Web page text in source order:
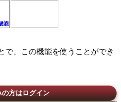
酒
で、この機能を使うことができ
の方はログイン